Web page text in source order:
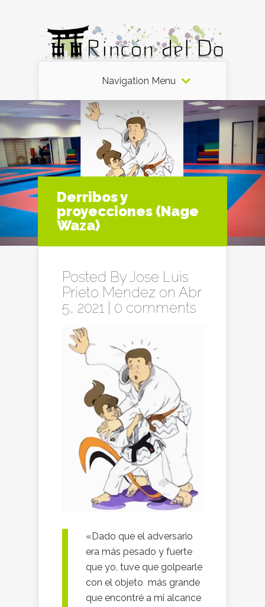
Navigation Menu
Derribos y
proyecciones (Nage
Waza)
Posted ByJose Luis
Prieto Mendez on Abr
5, 2021 | 0 comments
«Dado que el adversario
era más pesado y fuerte
que yo, tuve que golpearle
con el objeto más grande
que encontré a mi alcance